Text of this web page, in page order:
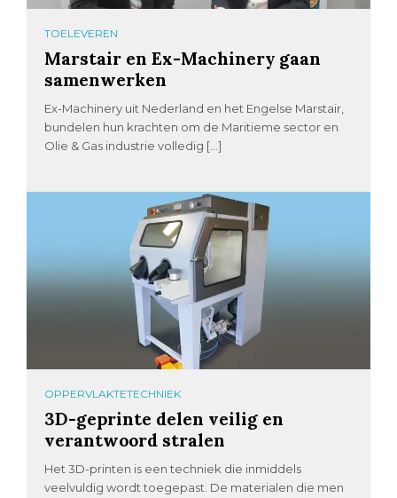
TOELEVEREN
Marstair en Ex-Machinery gaan
samenwerken
Ex-Machinery uit Nederland en het Engelse Marstair,
bundelen hun krachten om de Maritieme sector en
Olie & Gas industrie volledig […]
OPPERVLAKTETECHNIEK
3D-geprinte delen veilig en
verantwoord stralen
Het 3D-printen is een techniek die inmiddels
veelvuldig wordt toegepast. De materialen die men